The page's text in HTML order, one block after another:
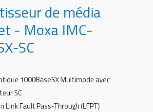
de média
- Moxa IMC-
SC
1000BaseSX Multimode avec
SC
Link Fault Pass-Through (LFPT)